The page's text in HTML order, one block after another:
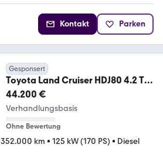
Kontakt Parken
Gesponsert
Toyota Land Cruiser HDJ80 4.2 TD
Station Wagon 24V
44.200 €
Verhandlungsbasis
Ohne Bewertung
352.000 km • 125 kW (170 PS) • Diesel